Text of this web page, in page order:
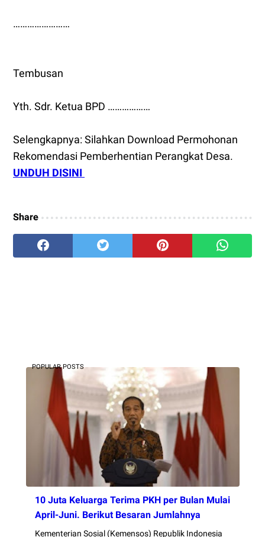
……………………
Tembusan
Yth. Sdr. Ketua BPD ………………
Selengkapnya: Silahkan Download Permohonan
Rekomendasi Pemberhentian Perangkat Desa.
UNDUH DISINI
Share
POPULAR POSTS
10 Juta Keluarga Terima PKH per Bulan Mulai
April-Juni. Berikut Besaran Jumlahnya
Kementerian Sosial (Kemensos) Republik Indonesia